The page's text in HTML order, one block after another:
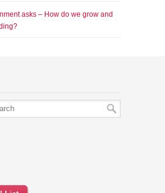
asks – How do we grow and